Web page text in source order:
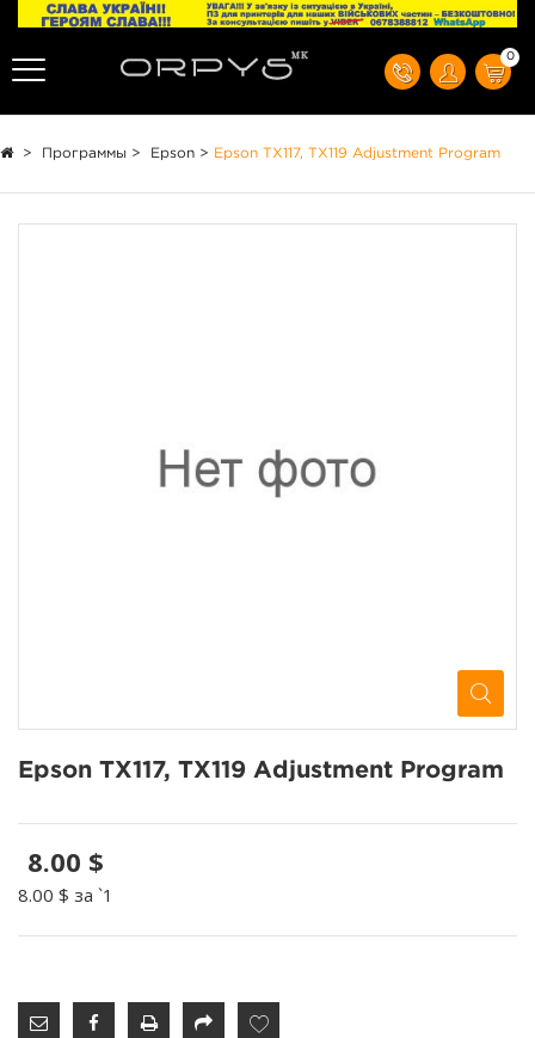
0
> Программы > Epson > Epson TX117, TX119 Adjustment Program
Epson TX117, TX119 Adjustment Program
8.00 $
8.00 $ за `1